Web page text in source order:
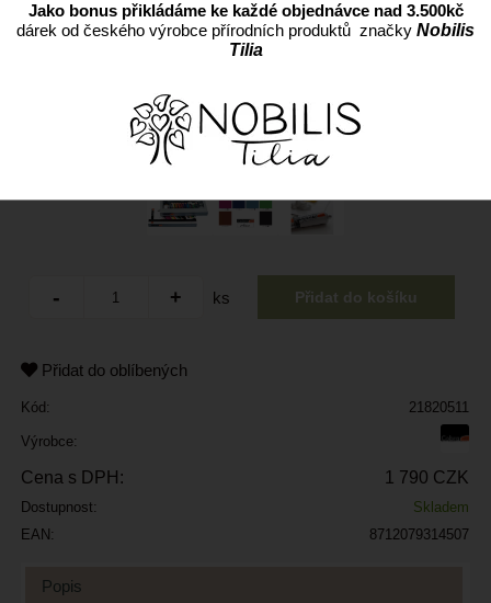
ks
Přidat do oblíbených
Kód: 21820511
Výrobce:
Cena s DPH: 1 790 CZK
Dostupnost:
Skladem
EAN:
8712079314507
Popis
Jako bonus přikládáme ke každé objednávce nad 3.500kč
dárek od českého výrobce přírodních produktů značky Nobilis
Tilia